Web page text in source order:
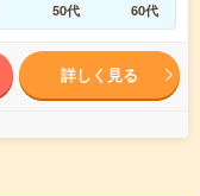
50代 60代
詳しく見る